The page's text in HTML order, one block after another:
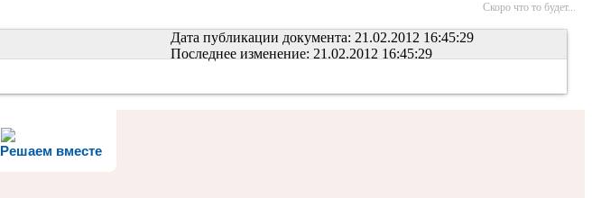
Скоро что то будет...
Дата публикации документа: 21.02.2012 16:45:29
Последнее изменение: 21.02.2012 16:45:29
Решаем вместе